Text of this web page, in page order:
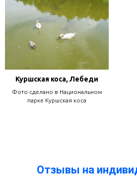
Куршская коса, Лебеди
Фото сделано в Национальном
парке Куршская коса
Отзывы на